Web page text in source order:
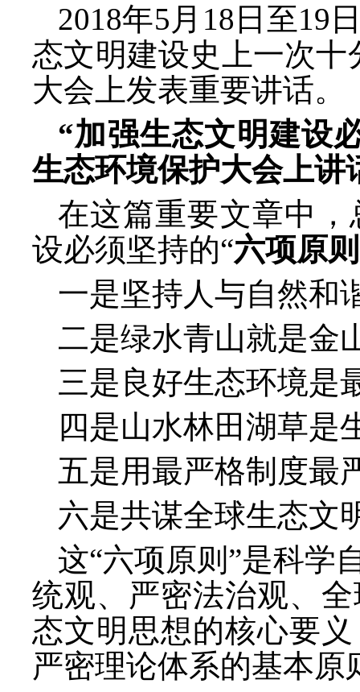
2018年5月18日至19
态文明建设史上一次
大会上发表重要讲话。
“加强生态文明建设
生态环境保护大会上讲
在这篇重要文章中
设必须坚持的“六项原则
一是坚持人与自然和
二是绿水青山就是金
三是良好生态环境是
四是山水林田湖草是
五是用最严格制度最
六是共谋全球生态文
这“六项原则”是科学
统观、严密法治观、
态文明思想的核心要
严密理论体系的基本原